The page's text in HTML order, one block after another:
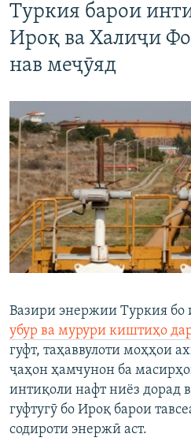
Туркия барои
Ироқ ва Халиҷи
нав меҷӯяд
Вазири энержии Туркия бо
убур ва мурури киштиҳо
гуфт, таҳаввулоти моҳҳои
ҷаҳон ҳамчунон ба
интиқоли нафт ниёз дорад
гуфтугӯ бо Ироқ барои
содироти энержӣ аст.